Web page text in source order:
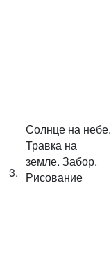
3.
Солнце на небе.
Травка на
земле. Забор.
Рисование